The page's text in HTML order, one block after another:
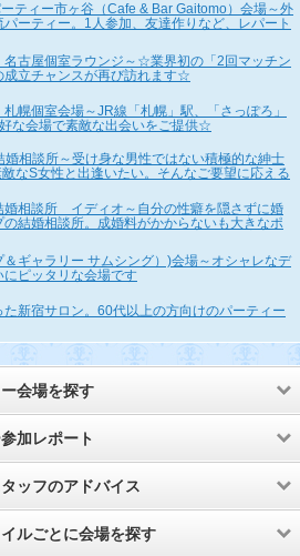
ティー市ヶ谷（Cafe & Bar Gaitomo）会場～外
ーティー。1人参加、友達作りなど、レパート
古屋個室ラウンジ～☆業界初の「2回マッチン
成立チャンスが再び訪れます☆
幌個室会場～JR線「札幌」駅、「さっぽろ」
な会場で素敵な出会いをご提供☆
相談所～受け身な男性ではない積極的な紳士
なS女性と出逢いたい。そんなご要望に応える
婚相談所 イディオ～自分の性癖を隠さずに婚
結婚相談所。成婚料がかからないも大きなポ
ギャラリー サムシング）)会場～オシャレなデ
ピッタリな会場です
新宿サロン。60代以上の方向けのパーティー
会場を探す
加レポート
ッフのアドバイス
ルごとに会場を探す